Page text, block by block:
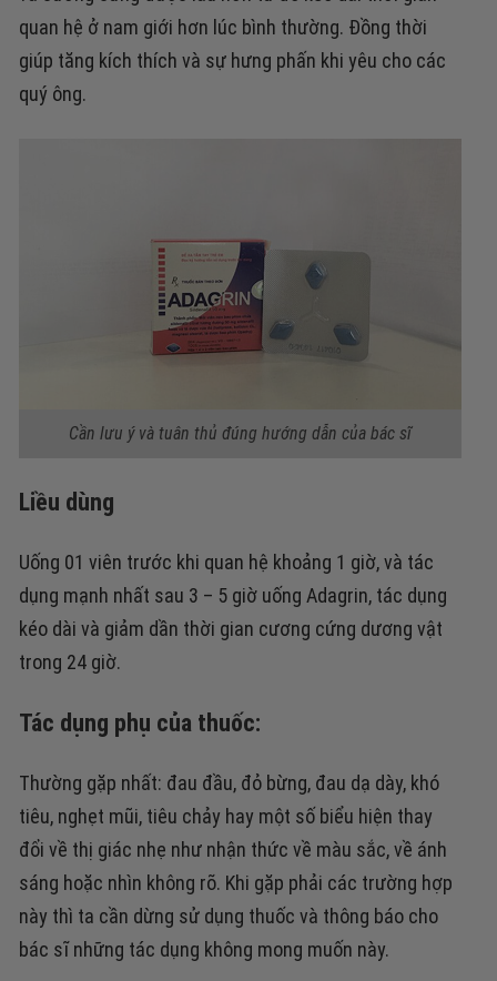
quan hệ ở nam giới hơn lúc bình thường. Đồng thời
giúp tăng kích thích và sự hưng phấn khi yêu cho các
quý ông.
Cần lưu ý và tuân thủ đúng hướng dẫn của bác sĩ
Liều dùng
Uống 01 viên trước khi quan hệ khoảng 1 giờ, và tác
dụng mạnh nhất sau 3 – 5 giờ uống Adagrin, tác dụng
kéo dài và giảm dần thời gian cương cứng dương vật
trong 24 giờ.
Tác dụng phụ của thuốc:
Thường gặp nhất: đau đầu, đỏ bừng, đau dạ dày, khó
tiêu, nghẹt mũi, tiêu chảy hay một số biểu hiện thay
đổi về thị giác nhẹ như nhận thức về màu sắc, về ánh
sáng hoặc nhìn không rõ. Khi gặp phải các trường hợp
này thì ta cần dừng sử dụng thuốc và thông báo cho
bác sĩ những tác dụng không mong muốn này.